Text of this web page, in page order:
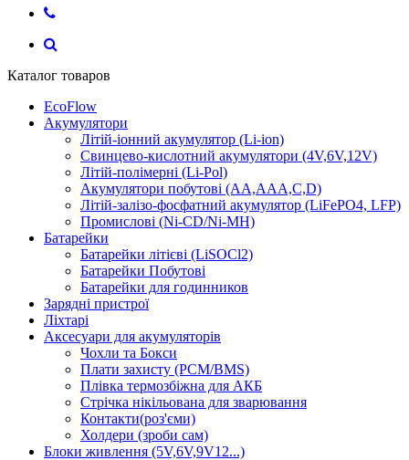
Каталог товаров
EcoFlow
Акумулятори
Літій-іонний акумулятор (Li-ion)
Свинцево-кислотний акумулятори (4V,6V,12V)
Літій-полімерні (Li-Pol)
Акумулятори побутові (AA,AAA,C,D)
Літій-залізо-фосфатний акумулятор (LiFePO4, LFP)
Промислові (Ni-CD/Ni-MH)
Батарейки
Батарейки літієві (LiSOCl2)
Батарейки Побутові
Батарейки для годинников
Зарядні пристрої
Ліхтарі
Аксесуари для акумуляторів
Чохли та Бокси
Плати захисту (PCM/BMS)
Плівка термозбіжна для АКБ
Стрічка нікільована для зварювання
Контакти(роз'єми)
Холдери (зроби сам)
Блоки живлення (5V,6V,9V12...)